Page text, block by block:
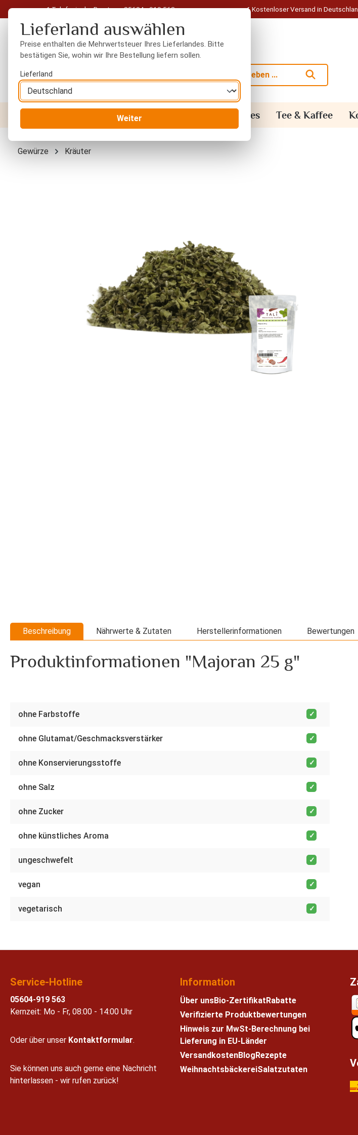
Hauptinhalt springen
Zur Suche springen
Zur Hauptnavigation springen
Telefonische Beratung: 05604 - 919 563 Kostenloser Versand in
Trockenfrüchte Gewürze Orientalisches Tee & Kaffee
Gewürze Kräuter
Beschreibung Nährwerte & Zutaten Herstellerinformationen Bewertungen
Produktinformationen "Majoran 25 g"
ohne Farbstoffe
ohne Glutamat/Geschmacksverstärker
ohne Konservierungsstoffe
ohne Salz
ohne Zucker
ohne künstliches Aroma
ungeschwefelt
vegan
vegetarisch
Service-Hotline
05604-919 563
Kernzeit: Mo - Fr, 08:00 - 14:00 Uhr
Oder über unser Kontaktformular.
Sie können uns auch gerne eine Nachricht
hinterlassen - wir rufen zurück!
Information
Über unsBio-Zertifikat Rabatte
Verifizierte Produktbewertungen
Hinweis zur MwSt-Berechnung bei
Lieferung in EU-Länder
VersandkostenBlog Rezepte
WeihnachtsbäckereiSalatzutaten
Lieferland auswählen
Preise enthalten die Mehrwertsteuer Ihres Lieferlandes. Bitte
bestätigen Sie, wohin wir Ihre Bestellung liefern sollen.
Lieferland
Weiter